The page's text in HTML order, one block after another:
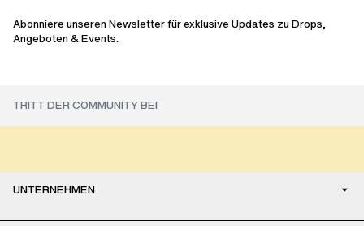
Abonniere unseren Newsletter für exklusive Updates zu Drops,
Angeboten & Events.
UNTERNEHMEN